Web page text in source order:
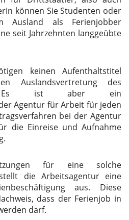
können Sie Studenten oder
Ausland als Ferienjobber
seit Jahrzehnten langgeübte
keinen Aufenthaltstitel
Auslandsvertretung des
Es ist aber ein
Agentur für Arbeit für jeden
bei der Agentur
die Einreise und Aufnahme
für eine solche
die Arbeitsagentur eine
aus. Diese
dass der Ferienjob in
darf.